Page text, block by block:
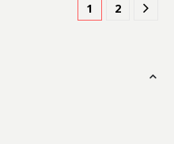
1 2